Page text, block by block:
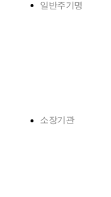
일반주기명
소장기관